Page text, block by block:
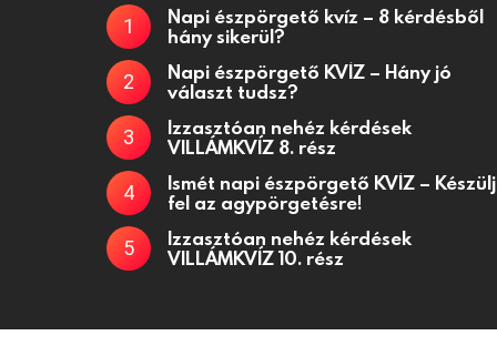
Napi észpörgető kvíz – 8 kérdésből
hány sikerül?
Napi észpörgető KVÍZ – Hány jó
választ tudsz?
Izzasztóan nehéz kérdések
VILLÁMKVÍZ 8. rész
Ismét napi észpörgető KVÍZ – Készülj
fel az agypörgetésre!
Izzasztóan nehéz kérdések
VILLÁMKVÍZ 10. rész